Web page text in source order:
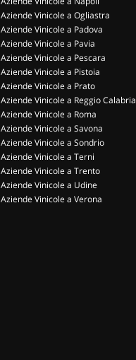
Aziende Vinicole a Ogliastra
Aziende Vinicole a Padova
Aziende Vinicole a Pavia
Aziende Vinicole a Pescara
Aziende Vinicole a Pistoia
Aziende Vinicole a Prato
Aziende Vinicole a Reggio Calabria
Aziende Vinicole a Roma
Aziende Vinicole a Savona
Aziende Vinicole a Sondrio
Aziende Vinicole a Terni
Aziende Vinicole a Trento
Aziende Vinicole a Udine
Aziende Vinicole a Verona